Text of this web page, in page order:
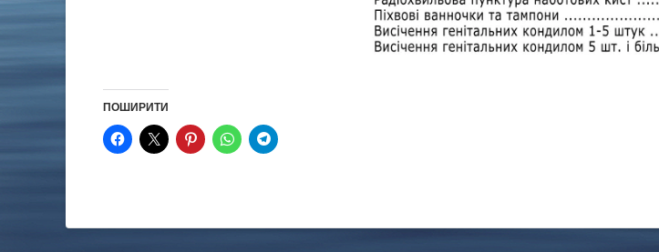
ПОШИРИТИ